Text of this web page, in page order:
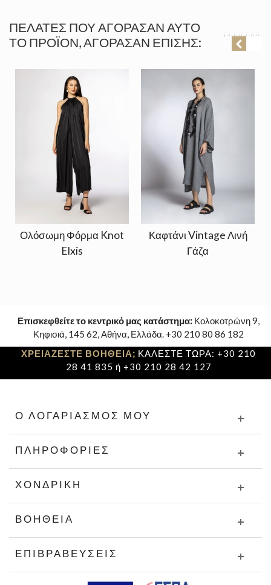
ΠΕΛΆΤΕΣ ΠΟΥ ΑΓΌΡΑΣΑΝ ΑΥΤΌ
ΤΟ ΠΡΟΪΌΝ, ΑΓΌΡΑΣΑΝ ΕΠΊΣΗΣ:
Ολόσωμη Φόρμα Knot
Elxis
Καφτάνι Vintage Λινή
Γάζα
Επισκεφθείτε το κεντρικό μας κατάστημα: Κολοκοτρώνη 9,
Κηφισιά, 145 62, Αθήνα, Ελλάδα. +30 210 80 86 182
ΧΡΕΙΑΖΕΣΤΕ ΒΟΗΘΕΙΑ; ΚΑΛΕΣΤΕ ΤΩΡΑ: +30 210
28 41 835 ή +30 210 28 42 127
Ο ΛΟΓΑΡΙΑΣΜΌΣ ΜΟΥ
ΠΛΗΡΟΦΟΡΊΕΣ
ΧΟΝΔΡΙΚΉ
ΒΟΉΘΕΙΑ
ΕΠΙΒΡΑΒΕΎΣΕΙΣ